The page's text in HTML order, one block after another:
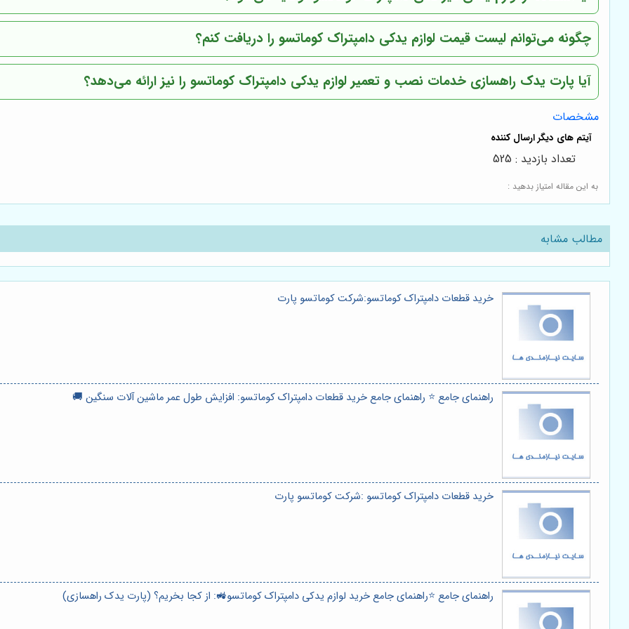
چگونه می‌توانم لیست قیمت لوازم یدکی دامپتراک کوماتسو را دریافت کنم؟
آیا پارت یدک راهسازی خدمات نصب و تعمیر لوازم یدکی دامپتراک کوماتسو را نیز ارائه می‌دهد؟
مشخصات
به این مقاله امتیاز بدهید :
تعداد بازدید : 525
مطالب مشابه
خرید قطعات دامپتراک کوماتسو:شرکت کوماتسو پارت
راهنمای جامع ⭐️ راهنمای جامع خرید قطعات دامپتراک کوماتسو: افزایش طول عمر ماشین آلات سنگین 🚚
خرید قطعات دامپتراک کوماتسو :شرکت کوماتسو پارت
راهنمای جامع ⭐️راهنمای جامع خرید لوازم یدکی دامپتراک کوماتسو🚜: از کجا بخریم؟ (پارت یدک راهسازی)